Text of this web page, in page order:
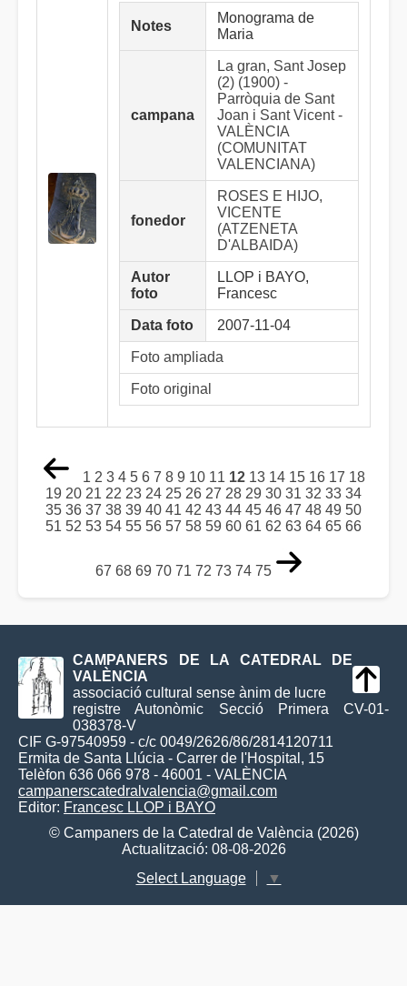
Notes
Monograma de
Maria
campana
La gran, Sant Josep
(2) (1900) -
Parròquia de Sant
Joan i Sant Vicent -
VALÈNCIA
(COMUNITAT
VALENCIANA)
fonedor
ROSES E HIJO,
VICENTE
(ATZENETA
D'ALBAIDA)
Autor
foto
LLOP i BAYO,
Francesc
Data foto 2007-11-04
Foto ampliada
Foto original
1 2 3 4 5 6 7 8 9 10 11 12 13 14 15 16 17 18
19 20 21 22 23 24 25 26 27 28 29 30 31 32 33 34
35 36 37 38 39 40 41 42 43 44 45 46 47 48 49 50
51 52 53 54 55 56 57 58 59 60 61 62 63 64 65 66
67 68 69 70 71 72 73 74 75
CAMPANERS DE LA CATEDRAL DE
VALÈNCIA
associació cultural sense ànim de lucre
registre Autonòmic Secció Primera CV-01-
038378-V
CIF G-97540959 - c/c 0049/2626/86/2814120711
Ermita de Santa Llúcia - Carrer de l'Hospital, 15
Telèfon 636 066 978 - 46001 - VALÈNCIA
campanerscatedralvalencia@gmail.com
Editor: Francesc LLOP i BAYO
© Campaners de la Catedral de València (2026)
Actualització: 08-08-2026
Select Language
▼